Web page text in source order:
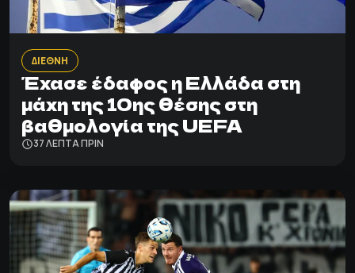
ΔΙΕΘΝΗ
Έχασε έδαφος η Ελλάδα στη
μάχη της 10ης θέσης στη
βαθμολογία της UEFA
37 ΛΕΠΤΑ ΠΡΙΝ